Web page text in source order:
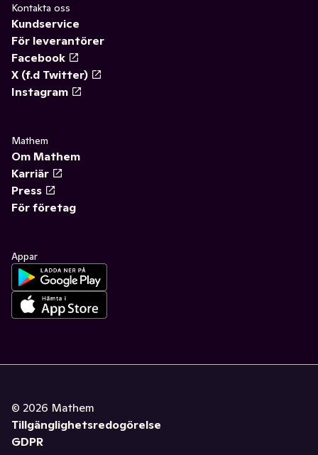
Kontakta oss
Kundservice
För leverantörer
Facebook
X (f.d Twitter)
Instagram
Mathem
Om Mathem
Karriär
Press
För företag
Appar
© 2026 Mathem
Tillgänglighetsredogörelse
GDPR